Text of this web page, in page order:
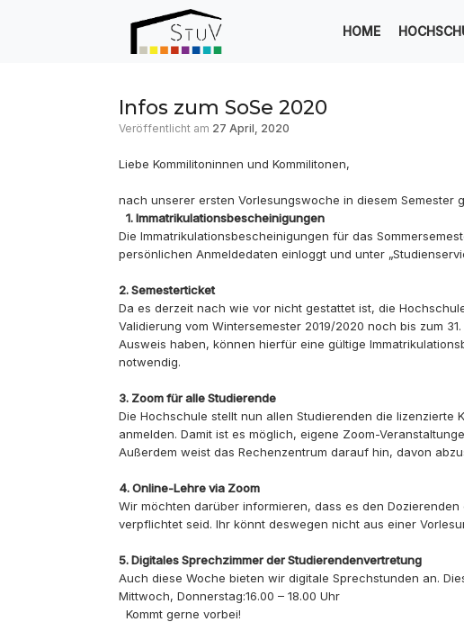
HOME
Infos zum SoSe 2020
Veröffentlicht am 27 April, 2020
Liebe Kommilitoninnen und Kommilitonen,
nach unserer ersten Vorlesungswoche in diesem
1. Immatrikulationsbescheinigungen
Die Immatrikulationsbescheinigungen für das
persönlichen Anmeldedaten einloggt und unter
2. Semesterticket
Da es derzeit nach wie vor nicht gestattet ist, die
Validierung vom Wintersemester 2019/2020 noch bis zum
Ausweis haben, können hierfür eine gültige
notwendig.
3. Zoom für alle Studierende
Die Hochschule stellt nun allen Studierenden die lizenzierte
anmelden. Damit ist es möglich, eigene Zoom-
Außerdem weist das Rechenzentrum darauf hin, davon
4. Online-Lehre via Zoom
Wir möchten darüber informieren, dass es den
verpflichtet seid. Ihr könnt deswegen nicht aus einer
5. Digitales Sprechzimmer der Studierendenvertretung
Auch diese Woche bieten wir digitale Sprechstunden an.
Mittwoch, Donnerstag:16.00 – 18.00 Uhr
Kommt gerne vorbei!